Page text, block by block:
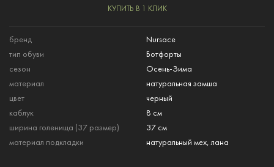
КУПИТЬ В 1 КЛИК
бренд
Nursace
тип обуви
Ботфорты
сезон
Осень-Зима
материал
натуральная замша
цвет
черный
каблук
8 см
ширина голенища (37 размер)
37 см
материал подкладки
натуральный мех, лана